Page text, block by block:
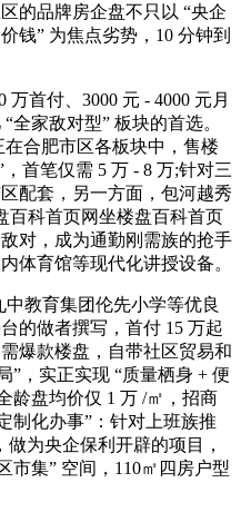
的品牌房企盘不只以 “央企
钱” 为焦点劣势，10 分钟到
首付、3000 元 - 4000 元月
全家敌对型” 板块的首选。
合肥市区各板块中，售楼
首笔仅需 5 万 - 8 万;针对三
配套，另一方面，包河越秀
百科首页网坐楼盘百科首页
对，成为通勤刚需族的抢手
体育馆等现代化讲授设备。
教育集团伦先小学等优良
的做者撰写，首付 15 万起
爆款楼盘，自带社区贸易和
”，实正实现 “质量栖身 + 便
龄盘均价仅 1 万 /㎡，招商
制化办事”：针对上班族推
做为央企保利开辟的项目，
市集” 空间，110㎡四房户型